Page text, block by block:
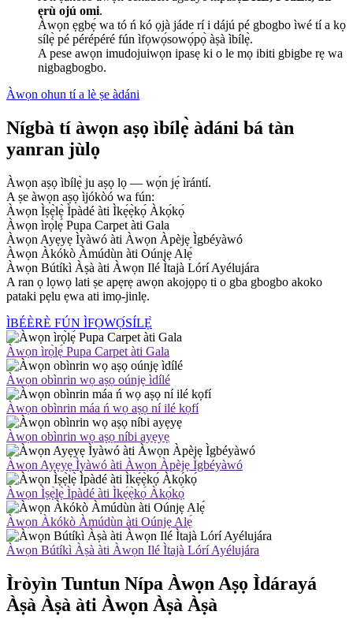
ẹrù ojú omi.
Àwọn ẹgbẹ́ wa tó ń kó ọjà jáde rí i dájú pé gbogbo ìwé tí a kọ
sílẹ̀ pé pérépéré fún ìfọwọ́sowọ́pọ̀ àṣà ìbílẹ̀.
A pese awọn imudojuiwọn ipasẹ ki o le mọ ibiti gbigbe rẹ wa
nigbagbogbo.
Àwọn ohun tí a lè ṣe àdáni
Nígbà tí àwọn aṣọ ìbílẹ̀ àdáni bá tàn
yanran jùlọ
Àwọn aṣọ ìbílẹ̀ ju aṣọ lọ — wọ́n jẹ́ ìrántí.
A ṣe àwọn aṣọ ìjókòó wa fún:
Àwọn Ìṣẹ̀lẹ̀ Ìpàdé àti Ìkẹ́ẹ̀kọ́ Àkọ́kọ́
Àwọn ìrọ̀lẹ́ Pupa Carpet àti Gala
Àwọn Ayẹyẹ Ìyàwó àti Àwọn Àpèjẹ Ìgbéyàwó
Àwọn Àkókò Àmúdùn àti Oúnjẹ Alẹ́
Àwọn Bútíkì Àṣà àti Àwọn Ilé Ìtajà Lórí Ayélujára
A ran ọ lọwọ lati ṣe apẹrẹ awọn akojọpọ ti o gba gbogbo akoko
pataki pẹlu ẹwa ati imọ-jinlẹ.
ÌBÉÈRÈ FÚN ÌFỌWỌ́SÍLẸ̀
Àwọn ìrọ̀lẹ́ Pupa Carpet àti Gala
Àwọn obìnrin wọ aṣọ oúnjẹ ìdílé
Àwọn obìnrin máa ń wọ aṣọ ní ilé kọfí
Àwọn obìnrin wọ aṣọ níbi ayẹyẹ
Àwọn Ayẹyẹ Ìyàwó àti Àwọn Àpèjẹ Ìgbéyàwó
Àwọn Ìṣẹ̀lẹ̀ Ìpàdé àti Ìkẹ́ẹ̀kọ́ Àkọ́kọ́
Àwọn Àkókò Àmúdùn àti Oúnjẹ Alẹ́
Àwọn Bútíkì Àṣà àti Àwọn Ilé Ìtajà Lórí Ayélujára
Ìròyìn Tuntun Nípa Àwọn Aṣọ Ìdárayá
Àṣà Àṣà àti Àwọn Àṣà Àṣà